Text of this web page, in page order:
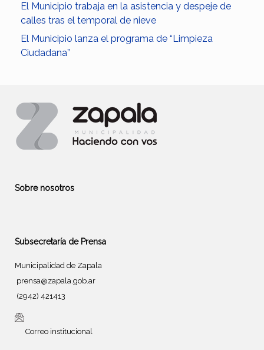
El Municipio trabaja en la asistencia y despeje de
calles tras el temporal de nieve
El Municipio lanza el programa de “Limpieza
Ciudadana”
Sobre nosotros
Subsecretaría de Prensa
Municipalidad de Zapala
prensa@zapala.gob.ar
(2942) 421413
Correo institucional